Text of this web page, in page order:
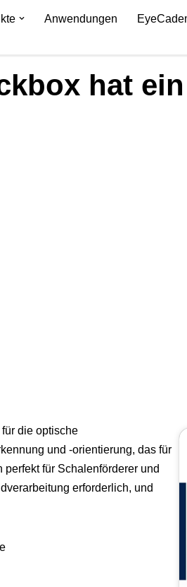
Anwendungen
hat ein
die optische
und -orientierung, das für
für Schalenförderer und
erforderlich, und